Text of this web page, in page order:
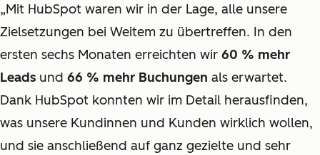
„Mit HubSpot waren wir in der Lage, alle unsere
Zielsetzungen bei Weitem zu übertreffen. In den
ersten sechs Monaten erreichten wir 60 % mehr
Leads und 66 % mehr Buchungen als erwartet.
Dank HubSpot konnten wir im Detail herausfinden,
was unsere Kundinnen und Kunden wirklich wollen,
und sie anschließend auf ganz gezielte und sehr